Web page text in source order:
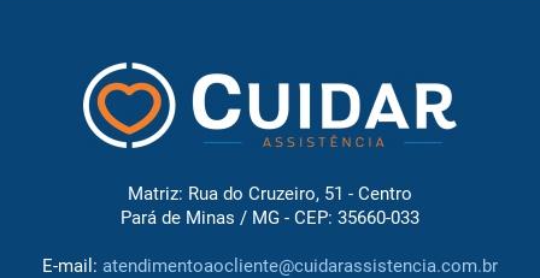
Matriz: Rua do Cruzeiro, 51 - Centro
Pará de Minas / MG - CEP: 35660-033
E-mail: atendimentoaocliente@cuidarassistencia.com.br